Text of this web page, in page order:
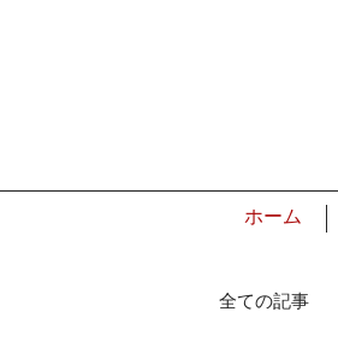
ホーム
全ての記事